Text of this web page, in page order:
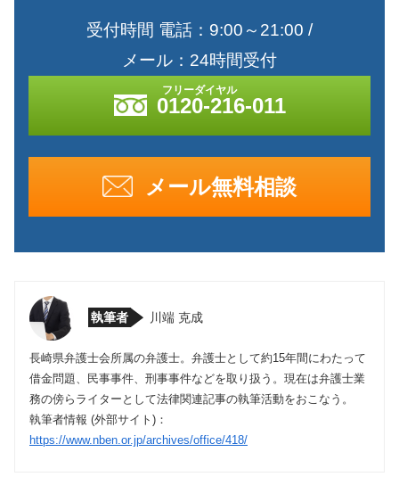
受付時間 電話：9:00～21:00 /
メール：24時間受付
0120-216-011
メール無料相談
執筆者 川端 克成
長崎県弁護士会所属の弁護士。弁護士として約15年間にわたって
借金問題、民事事件、刑事事件などを取り扱う。現在は弁護士業
務の傍らライターとして法律関連記事の執筆活動をおこなう。
執筆者情報 (外部サイト)：
https://www.nben.or.jp/archives/office/418/